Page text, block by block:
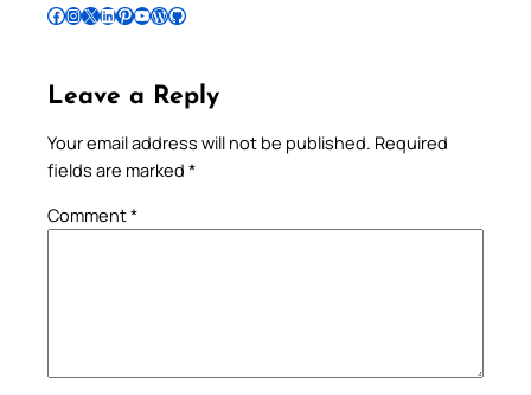
Follow Pradeep on Facebook Follow Pradeep on InstagramFollow Pradeep on X Follow Pradeep on LinkedIn Follow Pradeep on Pinterest Subscribe to Pradeep’s Youtube Channel Follow Pradeep on WordPress Follow Pradeep on GitHub
Leave a Reply
Your email address will not be published. Required
fields are marked *
Comment*